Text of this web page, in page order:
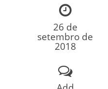
26 de
setembro de
2018